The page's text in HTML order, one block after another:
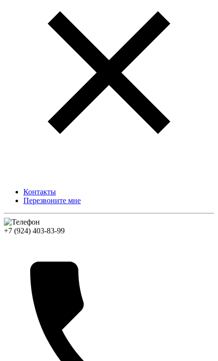
Контакты
Перезвоните мне
+7 (924) 403-83-99